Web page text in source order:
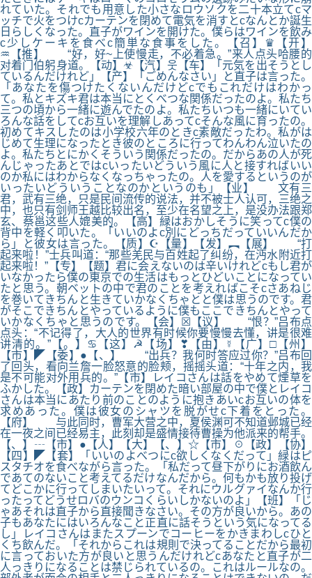
れていた。それでも用意した小さなロウソクを二十本立てcマ
ッチで火をつけcカーテンを閉めて電気を消すとcなんとか誕生
日らしくなった。直子がワインを開けた。僕らはワインを飲み
c少しケーキを食べc簡単な食事をした。【召】♛【开】
♒【推】 “好，好~上使慢走，不必着急。”来人点头哈腰的
对着门伯躬身道。【动】☣【汽】웃【车】「元気を出そうとし
ているんだけれど」【产】「ごめんなさい」と直子は言った。
「あなたを傷つけたくないんだけどcでもこれだけはわかっ
て。私とキズキ君は本当にとくべつな関係だったのよ。私たち
三つの頃から一緒に遊んでたのよ。私たちいつも一緒にいてい
ろんな話をしてcお互いを理解しあってcそんな風に育ったの。
初めてキスしたのは小学校六年のときc素敵だったわ。私がは
じめて生理になったとき彼のところに行ってわんわん泣いたの
よ。私たちとにかくそういう関係だったの。だからあの人が死
んじゃったあとではcいったいどういう風に人と接すればいい
のか私にはわからなくなっちゃったの。人を愛するというのが
いったいどういうことなのかというのも」【业】 文有三
君，武有三绝，只是民间流传的说法，并不被士人认可，三绝之
中，也只有剑师王越比较出名，至少在名望之上，是没办法跟郑
玄、蔡邕这些人媲美的。【高】緑はおかしそうに笑ってc僕の
背中を軽く叩いた。「いいのよc別にどっちだっていいんだか
ら」と彼女は言った。【质】☪【量】【发】︻【展】 “打
起来啦！”士兵叫道：“那些羌民与百姓起了纠纷，在沔水附近打
起来啦！”【专】【题】君に会えないのは辛いけれどcもし君が
いなかったら僕の東京での生活はもっとひどいことになってい
たと思う。朝ベットの中で君のことを考えればこそcさあねじ
を巻いてきちんと生きていかなくちゃとと僕は思うのです。君
がそこできちんとやっているように僕もここできちんとやって
いかなくちゃと思うのです。【会】☒【议】 “恨？”吕布点
点头：“不记得了，大人的世界有时候你要慢慢去懂，讲是很难
讲清的。”【。】♋【这】☭【场】❣【由】☿【广】□【州】
【市】◤【委】●【、】 “出兵？我何时答应过你？”吕布回
了回头，看向兰詹一脸怒意的脸颊，摇摇头道：“十年之内，我
是不可能对外用兵的。”【市】レイコさんは話をやめて煙草を
ふかした。【政】カーテンを閉めた暗い部屋の中で僕とレイコ
さんは本当にあたり前のことのように抱きあいcお互いの体を
求めあった。僕は彼女のシャツを脱がせc下着をとった。
【府】 与此同时，曹军大营之中，夏侯渊可不知道邺城已经
在一夜之间已经易主，此刻却是盛情接待曹操为他派来的帮手。
【、】┄【市】●【人】【大】【、】☆【市】☉【政】【协】
【四】◤【套】「いいのよべつにc欲しくなくだって」緑はピ
スタチオを食べながら言った。「私だって昼下がりにお酒飲ん
であてのないこと考えてるだけなんだから。何もかも放り投げ
てどこかに行ってしまいたいって。それにウルグァイなんか行
ったってどうせロバのウンコくらいしかないのよ」【班】「じ
ゃあそれは直子から直接聞きなさい。その方が良いから。あの
子もあなたにはいろんなこと正直に話そうという気になってる
し」レイコさんはまたスプーンでコーヒーをかきまわしcひと
くち飲んだ。「それからこれは規則で決ってることだから最初
に言っておいた方が良いと思うんだけれどcあなたと直子が二
人っきりになることは禁じられているの。これはルールなの。